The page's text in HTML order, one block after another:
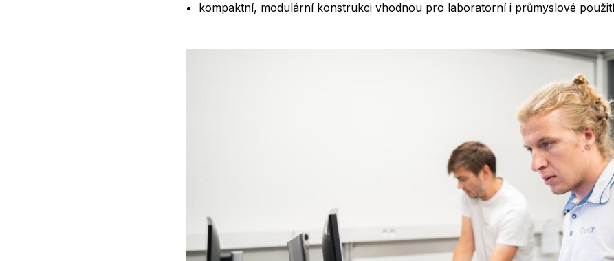
kompaktní, modulární konstrukci vhodnou pro laboratorní i průmyslové použití